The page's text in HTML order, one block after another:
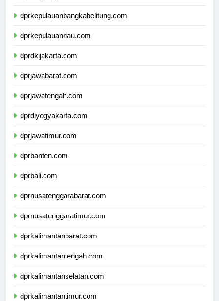
dprkepulauanbangkabelitung.com
dprkepulauanriau.com
dprdkijakarta.com
dprjawabarat.com
dprjawatengah.com
dprdiyogyakarta.com
dprjawatimur.com
dprbanten.com
dprbali.com
dprnusatenggarabarat.com
dprnusatenggaratimur.com
dprkalimantanbarat.com
dprkalimantantengah.com
dprkalimantanselatan.com
dprkalimantantimur.com